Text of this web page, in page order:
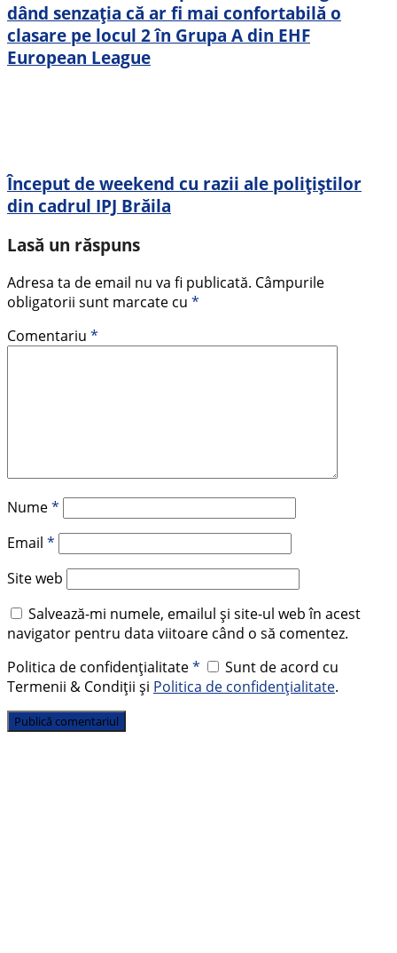
dând senzația că ar fi mai confortabilă o
clasare pe locul 2 în Grupa A din EHF
European League
Început de weekend cu razii ale polițiștilor
din cadrul IPJ Brăila
Lasă un răspuns
Adresa ta de email nu va fi publicată. Câmpurile
obligatorii sunt marcate cu *
Comentariu *
Nume*
Email *
Site web
Salvează-mi numele, emailul și site-ul web în acest
navigator pentru data viitoare când o să comentez.
Politica de confidențialitate*
Sunt de acord cu
Termenii & Condiții și Politica de confidențialitate.